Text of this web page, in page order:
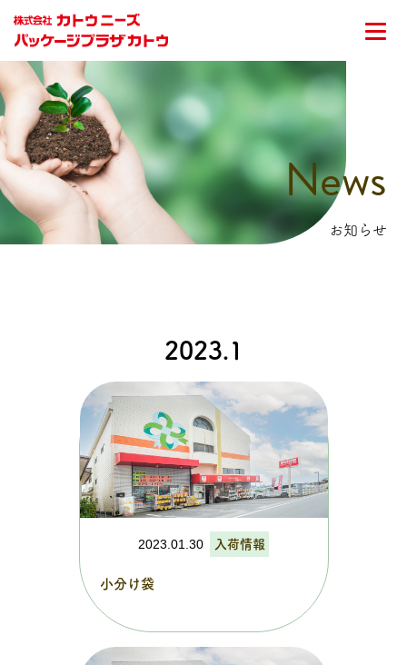
News
お知らせ
2023.1
2023.01.30 入荷情報
小分け袋